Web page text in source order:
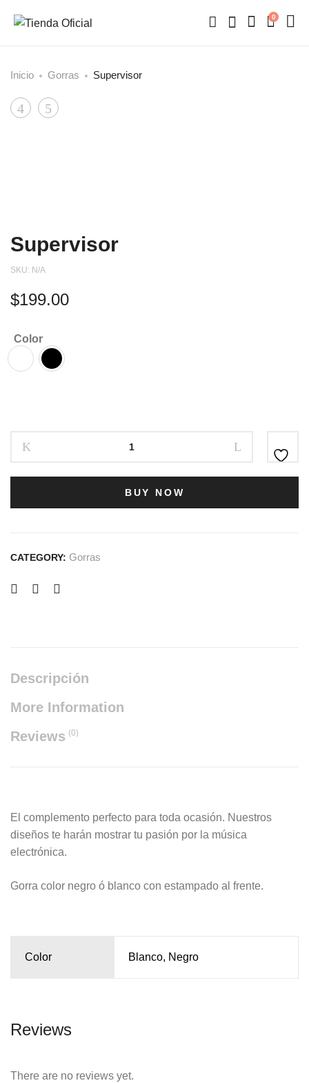
0
Inicio Gorras Supervisor
Product
ReadyTechno
Supervisor
SKU: N/A
$199.00
Color
BUY NOW
CATEGORY: Gorras
Descripción
More Information
Reviews(0)
El complemento perfecto para toda ocasión. Nuestros
diseños te harán mostrar tu pasión por la música
electrónica.
Gorra color negro ó blanco con estampado al frente.
Color Blanco, Negro
Reviews
There are no reviews yet.